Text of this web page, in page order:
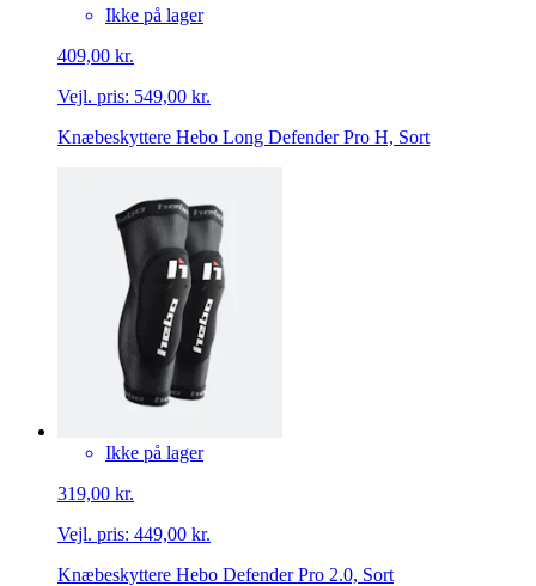
Ikke på lager
409,00 kr.
Vejl. pris: 549,00 kr.
Knæbeskyttere Hebo Long Defender Pro H, Sort
Ikke på lager
319,00 kr.
Vejl. pris: 449,00 kr.
Knæbeskyttere Hebo Defender Pro 2.0, Sort